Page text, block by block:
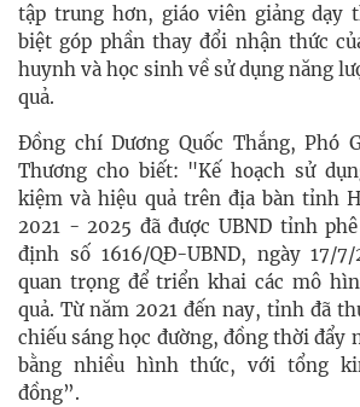
tập trung hơn, giáo viên giảng dạy
biệt góp phần thay đổi nhận thức
huynh và học sinh về sử dụng năng
quả.
Đồng chí Dương Quốc Thắng, Phó
Thương cho biết: "Kế hoạch sử
kiệm và hiệu quả trên địa bàn tỉnh
2021 - 2025 đã được UBND tỉnh
định số 1616/QĐ-UBND, ngày 17/
quan trọng để triển khai các mô
quả. Từ năm 2021 đến nay, tỉnh đã
chiếu sáng học đường, đồng thời đẩy
bằng nhiều hình thức, với tổng
đồng”.